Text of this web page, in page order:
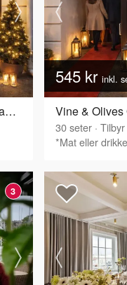
Vine & Olives Greek Restaurant - Hele restauranten
545 kr inkl.
30seter ·
*Mat eller
3